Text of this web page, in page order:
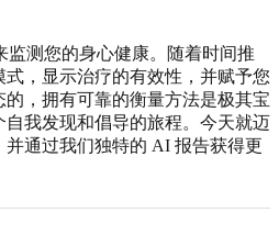
监测您的身心健康。随着时间推
，显示治疗的有效性，并赋予您
，拥有可靠的衡量方法是极其宝
我发现和倡导的旅程。今天就迈
并通过我们独特的 AI 报告获得更